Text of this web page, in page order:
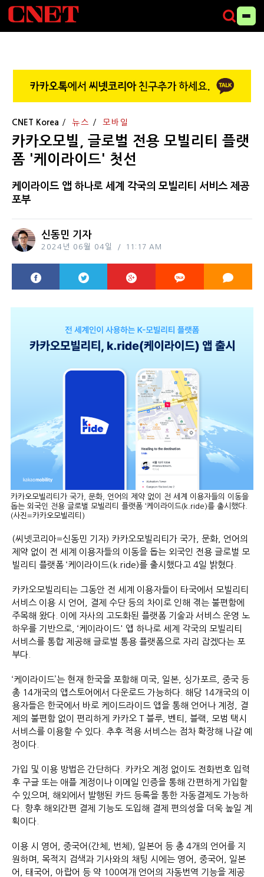
CNET Korea 뉴스 모바일
카카오모빌, 글로벌 전용 모빌리티 플랫
폼 '케이라이드' 첫선
케이라이드 앱 하나로 세계 각국의 모빌리티 서비스 제공
포부
신동민 기자
2024년 06월 04일 11:17 AM
카카오모빌리티가 국가, 문화, 언어의 제약 없이 전 세계 이용자들의 이동을
돕는 외국인 전용 글로벌 모빌리티 플랫폼 ‘케이라이드(k.ride)를 출시했다.
(사진=카카오모빌리티)
(씨넷코리아=신동민 기자) 카카오모빌리티가 국가, 문화, 언어의
제약 없이 전 세계 이용자들의 이동을 돕는 외국인 전용 글로벌 모
빌리티 플랫폼 ‘케이라이드(k.ride)를 출시했다고 4일 밝혔다.
카카오모빌리티는 그동안 전 세계 이용자들이 타국에서 모빌리티
서비스 이용 시 언어, 결제 수단 등의 차이로 인해 겪는 불편함에
주목해 왔다. 이에 자사의 고도화된 플랫폼 기술과 서비스 운영 노
하우를 기반으로, ‘케이라이드' 앱 하나로 세계 각국의 모빌리티
서비스를 통합 제공해 글로벌 통용 플랫폼으로 자리 잡겠다는 포
부다.
‘케이라이드’는 현재 한국을 포함해 미국, 일본, 싱가포르, 중국 등
총 14개국의 앱스토어에서 다운로드 가능하다. 해당 14개국의 이
용자들은 한국에서 바로 케이드라이드 앱을 통해 언어나 계정, 결
제의 불편함 없이 편리하게 카카오 T 블루, 벤티, 블랙, 모범 택시
서비스를 이용할 수 있다. 추후 적용 서비스는 점차 확장해 나갈 예
정이다.
가입 및 이용 방법은 간단하다. 카카오 계정 없이도 전화번호 입력
후 구글 또는 애플 계정이나 이메일 인증을 통해 간편하게 가입할
수 있으며, 해외에서 발행된 카드 등록을 통한 자동결제도 가능하
다. 향후 해외간편 결제 기능도 도입해 결제 편의성을 더욱 높일 계
획이다.
이용 시 영어, 중국어(간체, 번체), 일본어 등 총 4개의 언어를 지
원하며, 목적지 검색과 기사와의 채팅 시에는 영어, 중국어, 일본
어, 태국어, 아랍어 등 약 100여개 언어의 자동번역 기능을 제공